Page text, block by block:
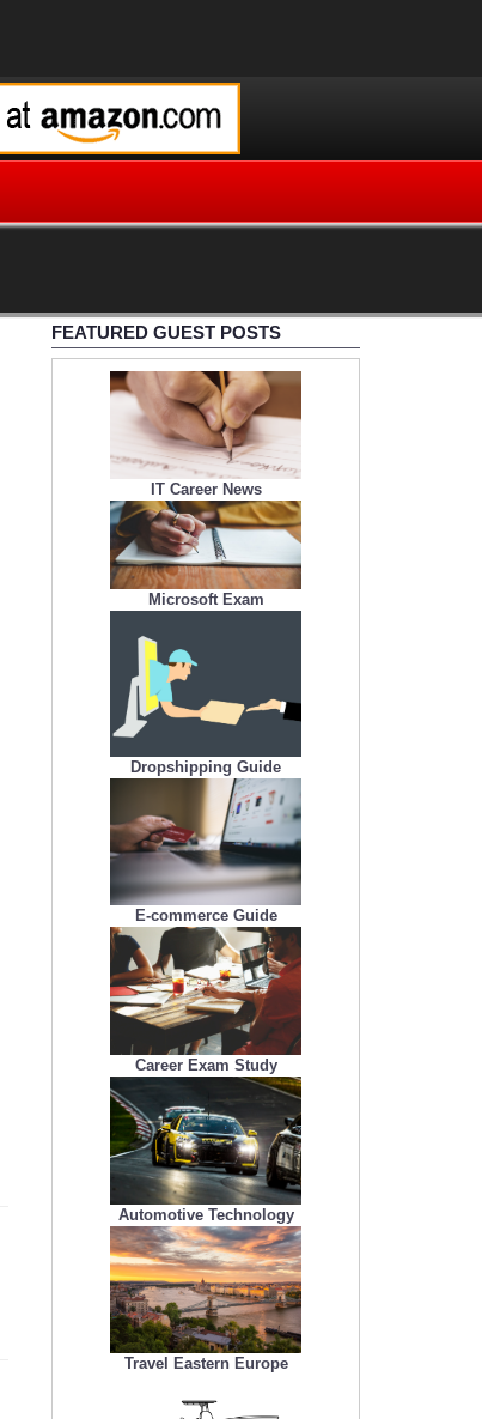
FEATURED GUEST POSTS
IT Career News
Microsoft Exam
Dropshipping Guide
E-commerce Guide
Career Exam Study
Automotive Technology
Travel Eastern Europe